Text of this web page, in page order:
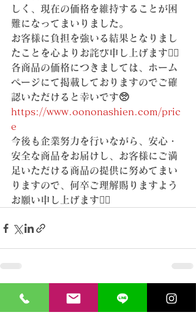
しく、現在の価格を維持することが困
難になってまいりました。
お客様に負担を強いる結果となりまし
たことを心よりお詫び申し上げます🙇‍♀️
各商品の価格につきましては、ホーム
ページにて掲載しておりますのでご確
認いただけると幸いです🥺
https://www.oononashien.com/pric
e
今後も企業努力を行いながら、安心・
安全な商品をお届けし、お客様にご満
足いただける商品の提供に努めてまい
りますので、何卒ご理解賜りますよう
お願い申し上げます🙇‍♀️
最新記事 すべて表示